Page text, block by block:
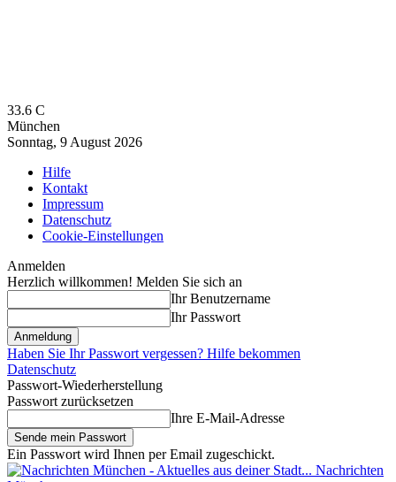
33.6 C
München
Sonntag, 9 August 2026
Hilfe
Kontakt
Impressum
Datenschutz
Cookie-Einstellungen
Anmelden
Herzlich willkommen! Melden Sie sich an
Ihr Benutzername
Ihr Passwort
Haben Sie Ihr Passwort vergessen? Hilfe bekommen
Datenschutz
Passwort-Wiederherstellung
Passwort zurücksetzen
Ihre E-Mail-Adresse
Ein Passwort wird Ihnen per Email zugeschickt.
Nachrichten